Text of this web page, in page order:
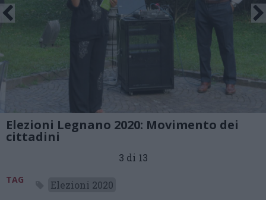
Elezioni Legnano 2020: Movimento dei
cittadini
3 di 13
TAG Elezioni 2020